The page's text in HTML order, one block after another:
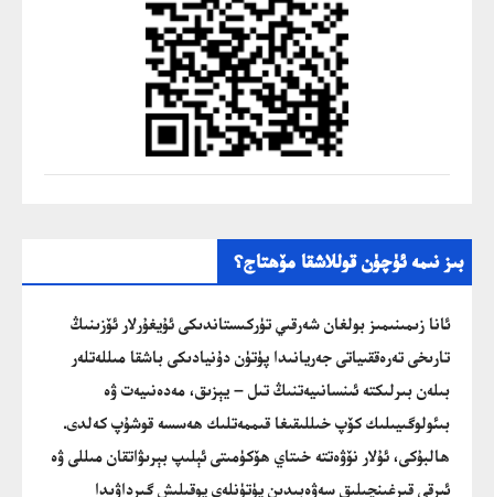
بىز نىمە ئۈچۈن قوللاشقا مۆھتاج؟
ئانا زىمىنىمىز بولغان شەرقىي تۈركىستاندىكى ئۇيغۇرلار ئۆزىنىڭ
تارىخى تەرەققىياتى جەريانىدا پۈتۈن دۇنيادىكى باشقا مىللەتلەر
بىلەن بىرلىكتە ئىنسانىيەتنىڭ تىل – يېزىق، مەدەنىيەت ۋە
بىئولوگىيىلىك كۆپ خىللىقىغا قىممەتلىك ھەسسە قوشۇپ كەلدى.
ھالبۇكى، ئۇلار نۆۋەتتە خىتاي ھۆكۈمىتى ئېلىپ بېرىۋاتقان مىللى ۋە
ئىرقى قىرغىنچىلىق سەۋەبىدىن پۈتۈنلەي يوقىلىش گىرداۋىدا